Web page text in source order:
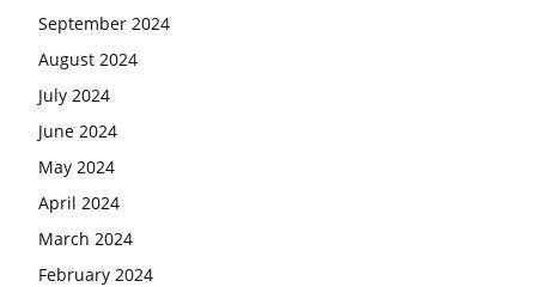
September 2024
August 2024
July 2024
June 2024
May 2024
April 2024
March 2024
February 2024